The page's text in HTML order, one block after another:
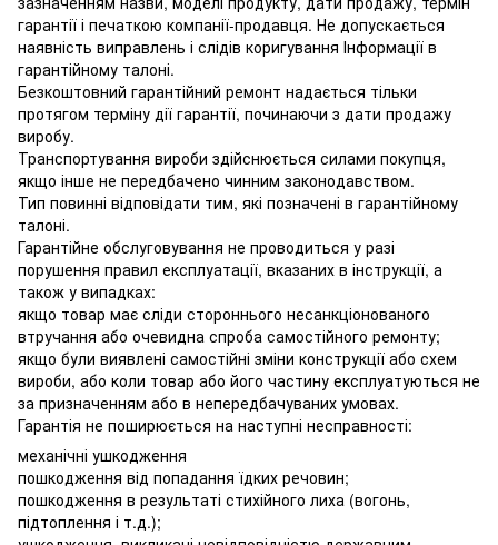
гарантії і печаткою компанії-продавця. Не допускається
наявність виправлень і слідів коригування Інформації в
гарантійному талоні.
Безкоштовний гарантійний ремонт надається тільки
протягом терміну дії гарантії, починаючи з дати продажу
виробу.
Транспортування вироби здійснюється силами покупця,
якщо інше не передбачено чинним законодавством.
Тип повинні відповідати тим, які позначені в гарантійному
талоні.
Гарантійне обслуговування не проводиться у разі
порушення правил експлуатації, вказаних в інструкції, а
також у випадках:
якщо товар має сліди стороннього несанкціонованого
втручання або очевидна спроба самостійного ремонту;
якщо були виявлені самостійні зміни конструкції або схем
вироби, або коли товар або його частину експлуатуються не
за призначенням або в непередбачуваних умовах.
Гарантія не поширюється на наступні несправності:
механічні ушкодження
пошкодження від попадання їдких речовин;
пошкодження в результаті стихійного лиха (вогонь,
підтоплення і т.д.);